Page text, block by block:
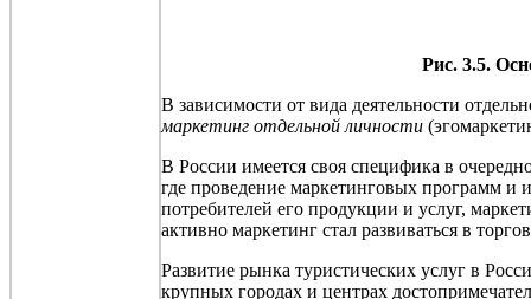
Рис. 3.5.
В зависимости от вида деятельности
маркетинг отдельной личности (
В России имеется своя специфика в
где проведение маркетинговых программ и
потребителей его продукции и услуг,
активно маркетинг стал развиваться в
Развитие рынка туристических услуг в
крупных городах и центрах